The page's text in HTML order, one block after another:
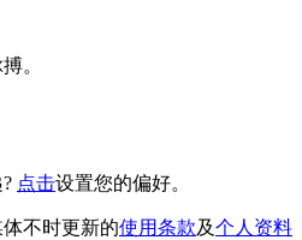
。
点击设置您的偏好。
不时更新的使用条款及个人资料